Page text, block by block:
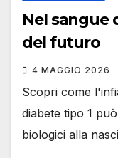
Nel sangue
del futuro
4 MAGGIO 2026
Scopri come
diabete tipo 1
biologici alla